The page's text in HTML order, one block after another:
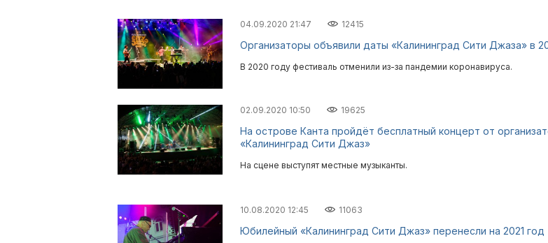
04.09.2020 21:47 12415
Организаторы объявили даты «Калининград Сити Джаза» в
В 2020 году фестиваль отменили из-за пандемии коронавируса.
02.09.2020 10:50 19625
На острове Канта пройдёт бесплатный концерт от
«Калининград Сити Джаз»
На сцене выступят местные музыканты.
10.08.2020 12:45 11063
Юбилейный «Калининград Сити Джаз» перенесли на 2021 год